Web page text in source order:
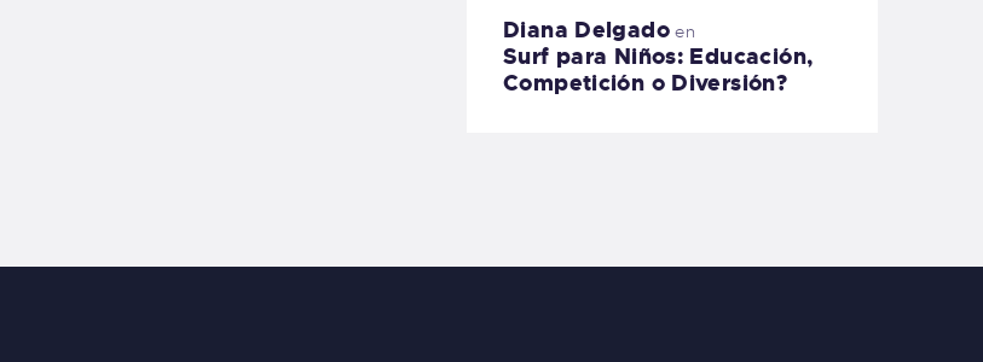
Diana Delgadoen
Surf para Niños: Educación,
Competición o Diversión?